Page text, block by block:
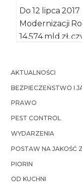
Do 12 lipca
Modernizacji
14,574 mld zł,
AKTUALNOŚCI
BEZPIECZEŃSTWO I
PRAWO
PEST CONTROL
WYDARZENIA
POSTAW NA JAKOŚĆ
PIORIN
OD KUCHNI